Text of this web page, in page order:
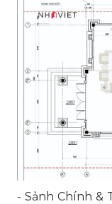
- Sảnh Chính &